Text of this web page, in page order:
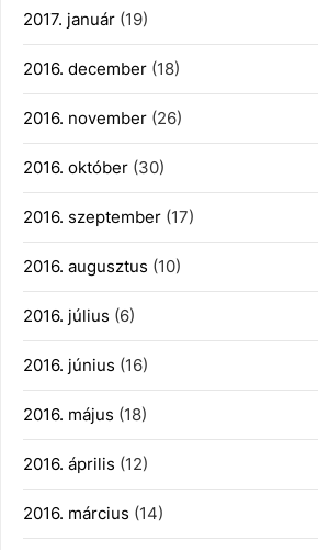
2017. január (19)
2016. december (18)
2016. november (26)
2016. október (30)
2016. szeptember (17)
2016. augusztus (10)
2016. július (6)
2016. június (16)
2016. május (18)
2016. április (12)
2016. március (14)